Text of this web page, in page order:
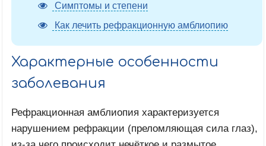
Симптомы и степени
Как лечить рефракционную амблиопию
Характерные особенности
заболевания
Рефракционная амблиопия характеризуется
нарушением рефракции (преломляющая сила глаз),